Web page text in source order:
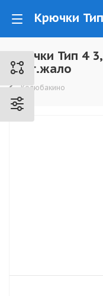
Крючки Тип 4
отог.жало
Колюбакино